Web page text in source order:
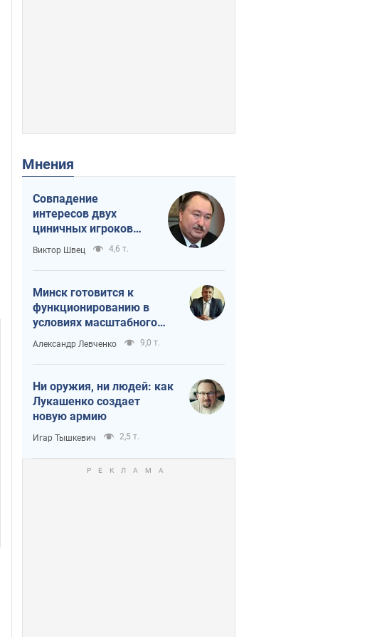
Мнения
Совпадение
интересов двух
циничных игроков
или тайный план
Трампа и Путина?
Виктор Швец 4,6 т.
Минск готовится к
функционированию в
условиях масштабного
военного кризиса
Александр Левченко 9,0 т.
Ни оружия, ни людей: как
Лукашенко создает
новую армию
Игар Тышкевич 2,5 т.